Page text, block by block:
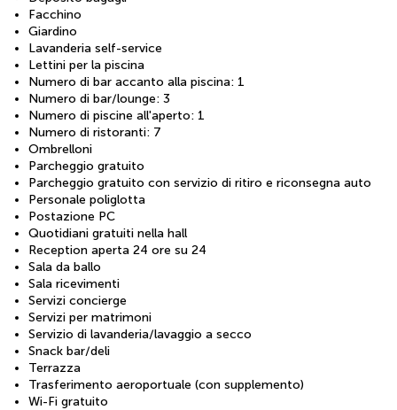
Facchino
Giardino
Lavanderia self-service
Lettini per la piscina
Numero di bar accanto alla piscina: 1
Numero di bar/lounge: 3
Numero di piscine all'aperto: 1
Numero di ristoranti: 7
Ombrelloni
Parcheggio gratuito
Parcheggio gratuito con servizio di ritiro e riconsegna auto
Personale poliglotta
Postazione PC
Quotidiani gratuiti nella hall
Reception aperta 24 ore su 24
Sala da ballo
Sala ricevimenti
Servizi concierge
Servizi per matrimoni
Servizio di lavanderia/lavaggio a secco
Snack bar/deli
Terrazza
Trasferimento aeroportuale (con supplemento)
Wi-Fi gratuito